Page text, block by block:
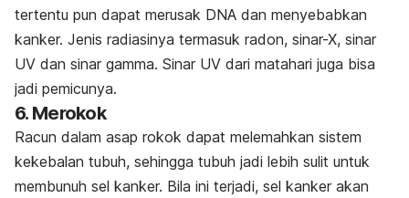
tertentu pun dapat merusak DNA dan menyebabkan
kanker. Jenis radiasinya termasuk radon, sinar-X, sinar
UV dan sinar gamma. Sinar UV dari matahari juga bisa
jadi pemicunya.
6. Merokok
Racun dalam asap rokok dapat melemahkan sistem
kekebalan tubuh, sehingga tubuh jadi lebih sulit untuk
membunuh sel kanker. Bila ini terjadi, sel kanker akan